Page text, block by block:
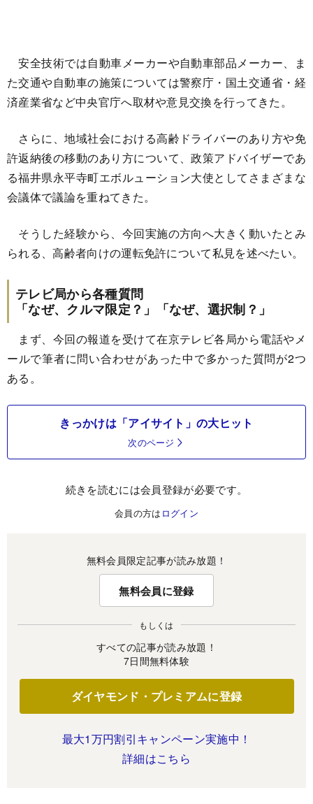
安全技術では自動車メーカーや自動車部品メーカー、ま
た交通や自動車の施策については警察庁・国土交通省・経
済産業省など中央官庁へ取材や意見交換を行ってきた。
さらに、地域社会における高齢ドライバーのあり方や免
許返納後の移動のあり方について、政策アドバイザーであ
る福井県永平寺町エボルューション大使としてさまざまな
会議体で議論を重ねてきた。
そうした経験から、今回実施の方向へ大きく動いたとみ
られる、高齢者向けの運転免許について私見を述べたい。
テレビ局から各種質問
「なぜ、クルマ限定？」「なぜ、選択制？」
まず、今回の報道を受けて在京テレビ各局から電話やメ
ールで筆者に問い合わせがあった中で多かった質問が2つ
ある。
きっかけは「アイサイト」の大ヒット
次のページ
続きを読むには会員登録が必要です。
会員の方は ログイン
無料会員限定記事が読み放題！
無料会員に登録
もしくは
すべての記事が読み放題！
7日間無料体験
ダイヤモンド・プレミアムに登録
最大1万円割引キャンペーン実施中！
詳細はこちら